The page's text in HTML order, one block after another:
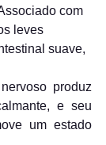
com
leves
suave,
produz
e seu
um estado